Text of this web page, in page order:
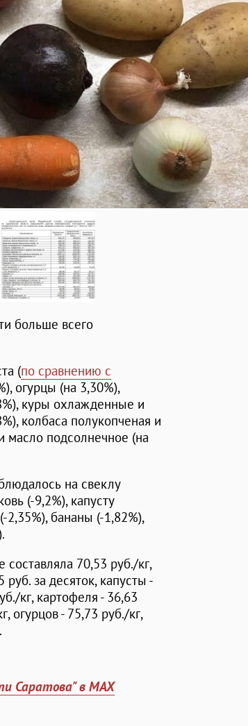
больше всего
(по сравнению с
огурцы (на 3,30%),
куры охлажденные и
колбаса полукопченая и
масло подсолнечное (на
на свеклу
(-9,2%), капусту
2,35%), бананы (-1,82%),
составляла 70,53 руб./кг,
за десяток, капусты -
кг, картофеля - 36,63
огурцов - 75,73 руб./кг,
Саратова" в MAX